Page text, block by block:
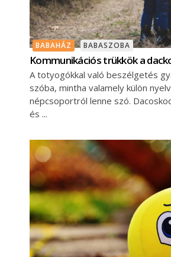
BABAHÁZ BABASZOBA
Kommunikációs trükkök a
A totyogókkal való beszélgetés
szóba, mintha valamely külön
népcsoportról lenne szó.
és